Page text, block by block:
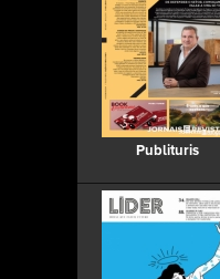
Publituris